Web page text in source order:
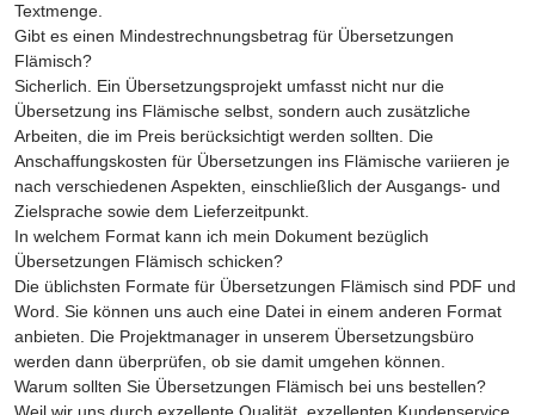
Textmenge.
Gibt es einen Mindestrechnungsbetrag für Übersetzungen
Flämisch?
Sicherlich. Ein Übersetzungsprojekt umfasst nicht nur die
Übersetzung ins Flämische selbst, sondern auch zusätzliche
Arbeiten, die im Preis berücksichtigt werden sollten. Die
Anschaffungskosten für Übersetzungen ins Flämische variieren je
nach verschiedenen Aspekten, einschließlich der Ausgangs- und
Zielsprache sowie dem Lieferzeitpunkt.
In welchem Format kann ich mein Dokument bezüglich
Übersetzungen Flämisch schicken?
Die üblichsten Formate für Übersetzungen Flämisch sind PDF und
Word. Sie können uns auch eine Datei in einem anderen Format
anbieten. Die Projektmanager in unserem Übersetzungsbüro
werden dann überprüfen, ob sie damit umgehen können.
Warum sollten Sie Übersetzungen Flämisch bei uns bestellen?